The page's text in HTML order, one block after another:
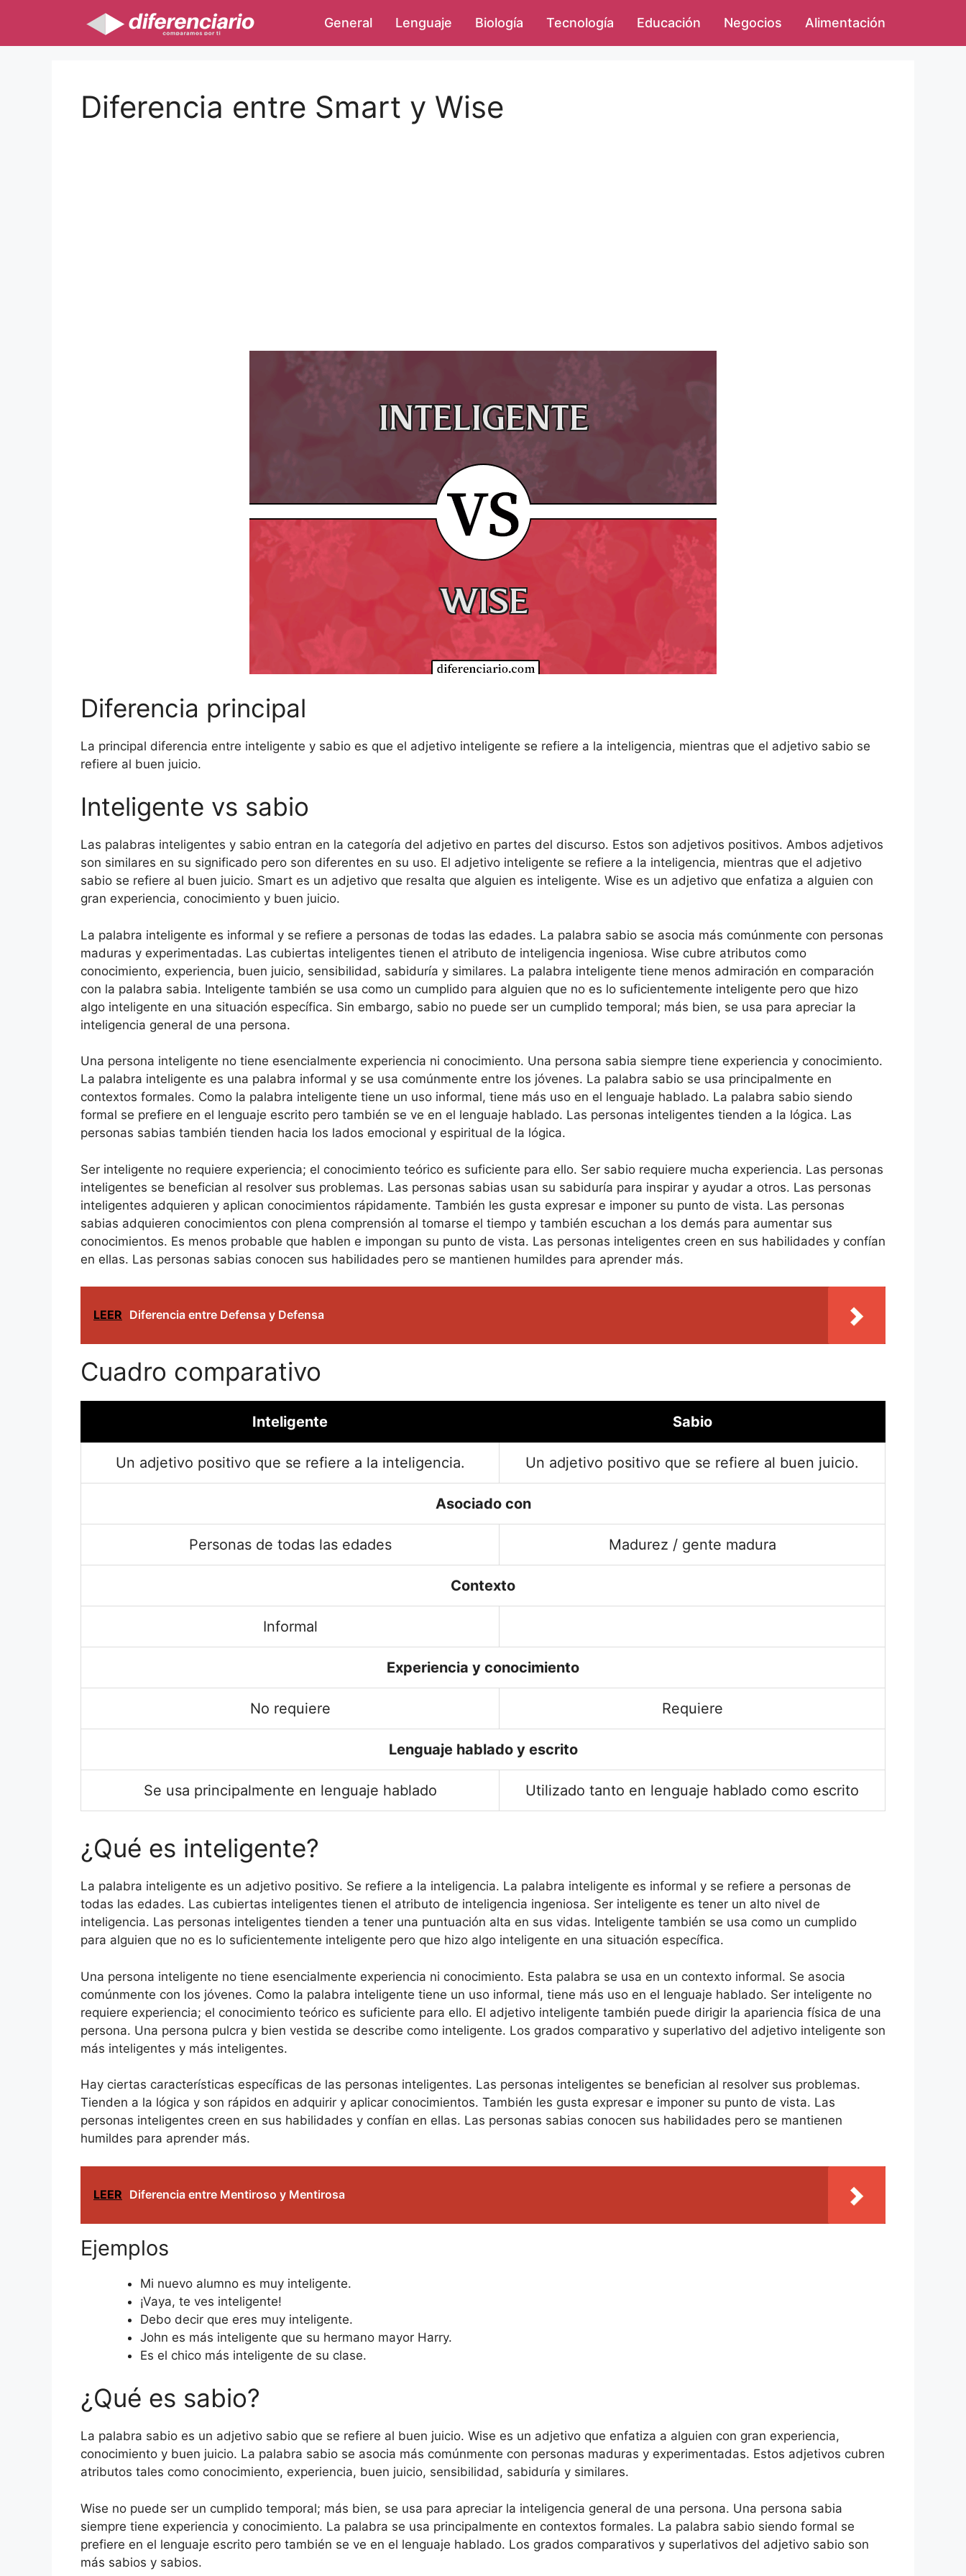
contenido
General Lenguaje Biología Tecnología Educación Negocios Alimentación
Diferencia entre Smart y Wise
Diferencia principal
La principal diferencia entre inteligente y sabio es que el adjetivo inteligente se refiere a la inteligencia, mientras que el adjetivo sabio se
refiere al buen juicio.
Inteligente vs sabio
Las palabras inteligentes y sabio entran en la categoría del adjetivo en partes del discurso. Estos son adjetivos positivos. Ambos adjetivos
son similares en su significado pero son diferentes en su uso. El adjetivo inteligente se refiere a la inteligencia, mientras que el adjetivo
sabio se refiere al buen juicio. Smart es un adjetivo que resalta que alguien es inteligente. Wise es un adjetivo que enfatiza a alguien con
gran experiencia, conocimiento y buen juicio.
La palabra inteligente es informal y se refiere a personas de todas las edades. La palabra sabio se asocia más comúnmente con personas
maduras y experimentadas. Las cubiertas inteligentes tienen el atributo de inteligencia ingeniosa. Wise cubre atributos como
conocimiento, experiencia, buen juicio, sensibilidad, sabiduría y similares. La palabra inteligente tiene menos admiración en comparación
con la palabra sabia. Inteligente también se usa como un cumplido para alguien que no es lo suficientemente inteligente pero que hizo
algo inteligente en una situación específica. Sin embargo, sabio no puede ser un cumplido temporal; más bien, se usa para apreciar la
inteligencia general de una persona.
Una persona inteligente no tiene esencialmente experiencia ni conocimiento. Una persona sabia siempre tiene experiencia y conocimiento.
La palabra inteligente es una palabra informal y se usa comúnmente entre los jóvenes. La palabra sabio se usa principalmente en
contextos formales. Como la palabra inteligente tiene un uso informal, tiene más uso en el lenguaje hablado. La palabra sabio siendo
formal se prefiere en el lenguaje escrito pero también se ve en el lenguaje hablado. Las personas inteligentes tienden a la lógica. Las
personas sabias también tienden hacia los lados emocional y espiritual de la lógica.
Ser inteligente no requiere experiencia; el conocimiento teórico es suficiente para ello. Ser sabio requiere mucha experiencia. Las personas
inteligentes se benefician al resolver sus problemas. Las personas sabias usan su sabiduría para inspirar y ayudar a otros. Las personas
inteligentes adquieren y aplican conocimientos rápidamente. También les gusta expresar e imponer su punto de vista. Las personas
sabias adquieren conocimientos con plena comprensión al tomarse el tiempo y también escuchan a los demás para aumentar sus
conocimientos. Es menos probable que hablen e impongan su punto de vista. Las personas inteligentes creen en sus habilidades y confían
en ellas. Las personas sabias conocen sus habilidades pero se mantienen humildes para aprender más.
LEER Diferencia entre Defensa y Defensa
Cuadro comparativo
Inteligente Sabio
Un adjetivo positivo que se refiere a la inteligencia. Un adjetivo positivo que se refiere al buen juicio.
Asociado con
Personas de todas las edades Madurez / gente madura
Contexto
Informal
Experiencia y conocimiento
No requiere Requiere
Lenguaje hablado y escrito
Se usa principalmente en lenguaje hablado Utilizado tanto en lenguaje hablado como escrito
¿Qué es inteligente?
La palabra inteligente es un adjetivo positivo. Se refiere a la inteligencia. La palabra inteligente es informal y se refiere a personas de
todas las edades. Las cubiertas inteligentes tienen el atributo de inteligencia ingeniosa. Ser inteligente es tener un alto nivel de
inteligencia. Las personas inteligentes tienden a tener una puntuación alta en sus vidas. Inteligente también se usa como un cumplido
para alguien que no es lo suficientemente inteligente pero que hizo algo inteligente en una situación específica.
Una persona inteligente no tiene esencialmente experiencia ni conocimiento. Esta palabra se usa en un contexto informal. Se asocia
comúnmente con los jóvenes. Como la palabra inteligente tiene un uso informal, tiene más uso en el lenguaje hablado. Ser inteligente no
requiere experiencia; el conocimiento teórico es suficiente para ello. El adjetivo inteligente también puede dirigir la apariencia física de una
persona. Una persona pulcra y bien vestida se describe como inteligente. Los grados comparativo y superlativo del adjetivo inteligente son
más inteligentes y más inteligentes.
Hay ciertas características específicas de las personas inteligentes. Las personas inteligentes se benefician al resolver sus problemas.
Tienden a la lógica y son rápidos en adquirir y aplicar conocimientos. También les gusta expresar e imponer su punto de vista. Las
personas inteligentes creen en sus habilidades y confían en ellas. Las personas sabias conocen sus habilidades pero se mantienen
humildes para aprender más.
LEER Diferencia entre Mentiroso y Mentirosa
Ejemplos
Mi nuevo alumno es muy inteligente.
¡Vaya, te ves inteligente!
Debo decir que eres muy inteligente.
John es más inteligente que su hermano mayor Harry.
Es el chico más inteligente de su clase.
¿Qué es sabio?
La palabra sabio es un adjetivo sabio que se refiere al buen juicio. Wise es un adjetivo que enfatiza a alguien con gran experiencia,
conocimiento y buen juicio. La palabra sabio se asocia más comúnmente con personas maduras y experimentadas. Estos adjetivos cubren
atributos tales como conocimiento, experiencia, buen juicio, sensibilidad, sabiduría y similares.
Wise no puede ser un cumplido temporal; más bien, se usa para apreciar la inteligencia general de una persona. Una persona sabia
siempre tiene experiencia y conocimiento. La palabra se usa principalmente en contextos formales. La palabra sabio siendo formal se
prefiere en el lenguaje escrito pero también se ve en el lenguaje hablado. Los grados comparativos y superlativos del adjetivo sabio son
más sabios y sabios.